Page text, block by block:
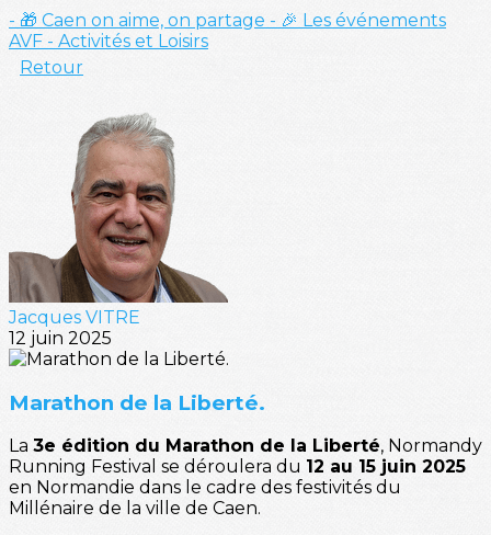
- 🎁 Caen on aime, on partage - 🎉 Les événements
AVF - Activités et Loisirs
Retour
Jacques VITRE
12 juin 2025
Marathon de la Liberté.
La 3e édition du Marathon de la Liberté, Normandy
Running Festival se déroulera du 12 au 15 juin 2025
en Normandie dans le cadre des festivités du
Millénaire de la ville de Caen.